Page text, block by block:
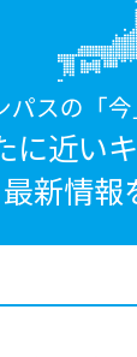
パスの「
に近い
最新情報